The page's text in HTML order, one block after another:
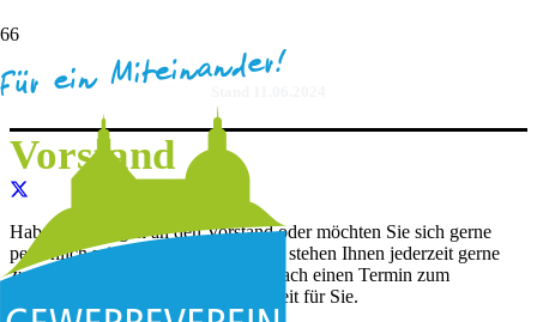
VORSTAND
Vorstand
Haben Sie Fragen an den Vorstand oder möchten Sie sich gerne
persönlich mit uns austauschen? Wir stehen Ihnen jederzeit gerne
zur Verfügung. Vereinbaren Sie einfach einen Termin zum
Vorsprechen und wir nehmen uns Zeit für Sie.